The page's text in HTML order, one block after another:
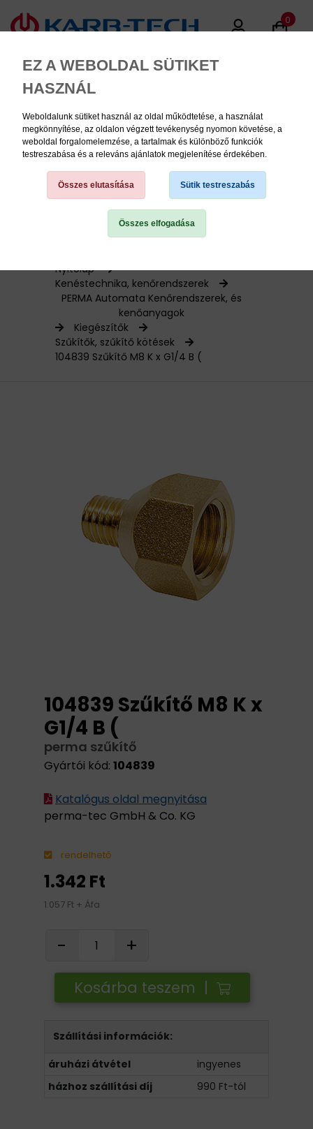
EZ A WEBOLDAL SÜTIKET
HASZNÁL
Weboldalunk sütiket használ az oldal működtetése, a használat
megkönnyítése, az oldalon végzett tevékenység nyomon követése, a
weboldal forgalomelemzése, a tartalmak és különböző funkciók
testreszabása és a releváns ajánlatok megjelenítése érdekében.
Összes elutasítása Sütik testreszabás
Összes elfogadása
0
MENU
KÉZISZERSZÁMOK
HAJTÁSTECHNIKA
Termékinformációk
Nyitólap
Kenéstechnika, kenőrendszerek
PERMA Automata Kenőrendszerek, és
kenőanyagok
Kiegészítők
Szűkítők, szűkítő kötések
104839 Szűkítő M8 K x G1/4 B (
104839 Szűkítő M8 K x
G1/4 B (
perma szűkítő
Gyártói kód: 104839
Katalógus oldal megnyitása
perma-tec GmbH & Co. KG
rendelhető
1.342 Ft
1.057 Ft + Áfa
- +
Kosárba teszem |
Szállítási információk:
áruházi átvétel
ingyenes
házhoz szállítási díj
990 Ft-tól